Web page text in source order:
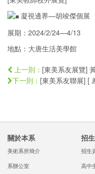
凝視邊界—胡竣傑個展
展期：2024/2/24—4/13
地點：大唐生活美學館
上一則： [東美系友展覽]
下一則： [東美系友聯展] [
關於本系
美術系所簡介
系辦公室
招
招生
高中